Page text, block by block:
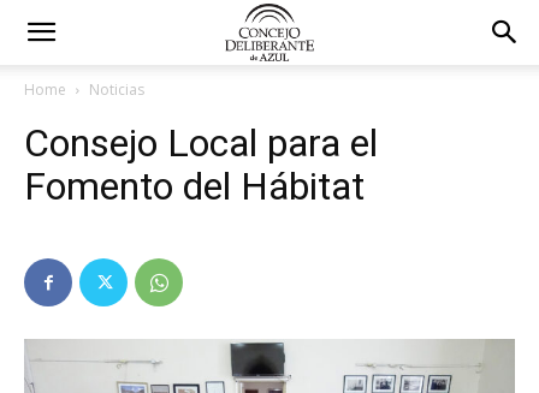
Home Noticias
Consejo Local para el
Fomento del Hábitat